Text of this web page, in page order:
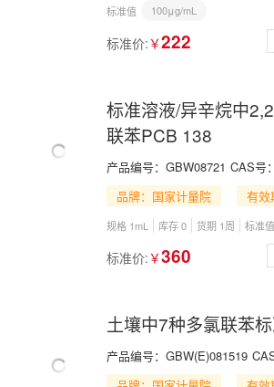
标准值
100μg/mL
标准价: ￥222
标准溶液/异辛烷中
联苯PCB 138
产品编号： GBW08721 CAS号：
品牌：国家计量院
有效
规格 1mL 库存 0 货期 1周 标准值
标准价: ￥360
土壤中7种多氯联苯
产品编号： GBW(E)081519